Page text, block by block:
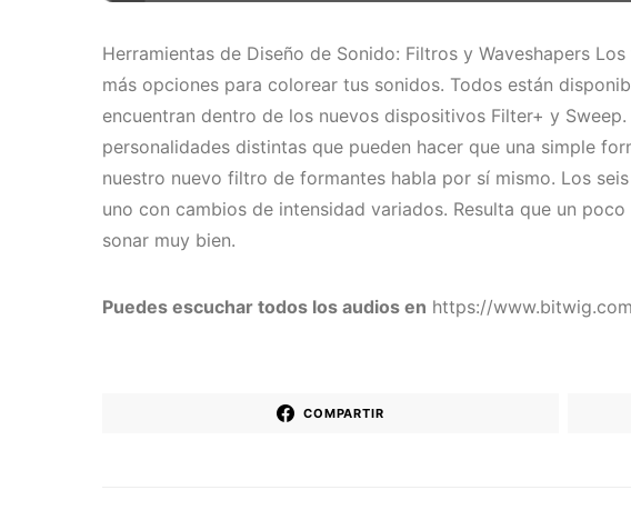
Herramientas de Diseño de Sonido: Filtros y Waveshapers
más opciones para colorear tus sonidos. Todos están
encuentran dentro de los nuevos dispositivos Filter+ y
personalidades distintas que pueden hacer que una simple
nuestro nuevo filtro de formantes habla por sí mismo. Los
uno con cambios de intensidad variados. Resulta que un
sonar muy bien.
Puedes escuchar todos los audios en https://
COMPARTIR